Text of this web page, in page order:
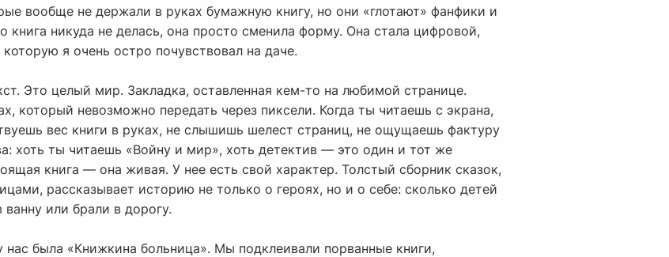
вообще не держали в руках бумажную книгу, но они «глотают» фанфики и
книга никуда не делась, она просто сменила форму. Она стала цифровой,
я очень остро почувствовал на даче.
Это целый мир. Закладка, оставленная кем-то на любимой странице.
который невозможно передать через пиксели. Когда ты читаешь с экрана,
вес книги в руках, не слышишь шелест страниц, не ощущаешь фактуру
хоть ты читаешь «Войну и мир», хоть детектив — это один и тот же
книга — она живая. У нее есть свой характер. Толстый сборник сказок,
рассказывает историю не только о героях, но и о себе: сколько детей
ванну или брали в дорогу.
была «Книжкина больница». Мы подклеивали порванные книги,